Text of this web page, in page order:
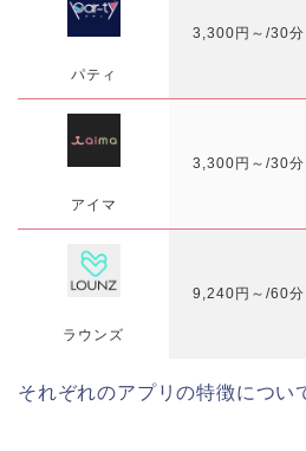
パティ
3,300円～/30分
アイマ
3,300円～/30分
ラウンズ
9,240円～/60分
それぞれのアプリの特徴につい